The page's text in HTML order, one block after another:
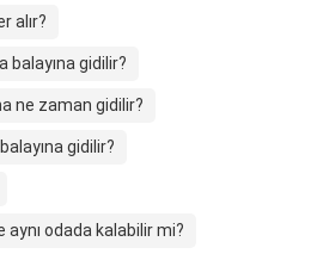
alır?
balayına gidilir?
ne zaman gidilir?
gidilir?
odada kalabilir mi?